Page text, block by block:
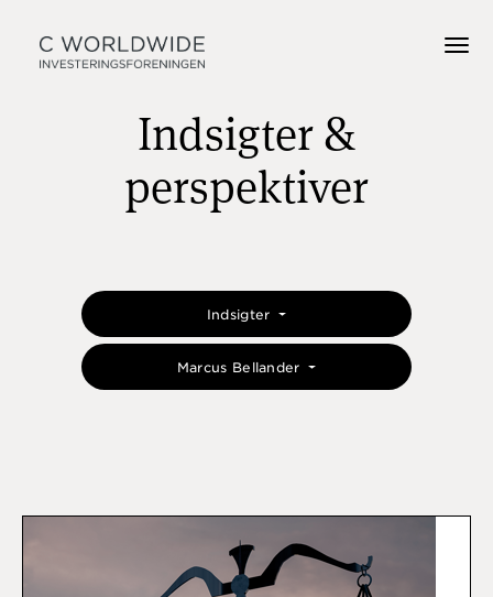
Indsigter &
perspektiver
Indsigter
Marcus Bellander